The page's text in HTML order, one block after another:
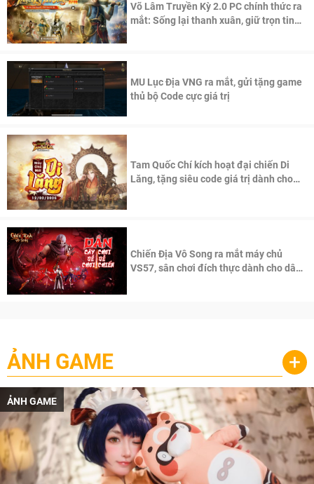
Võ Lâm Truyền Kỳ 2.0 PC chính thức ra
mắt: Sống lại thanh xuân, giữ trọn tinh
MU Lục Địa VNG ra mắt, gửi tặng game
thủ bộ Code cực giá trị
Tam Quốc Chí kích hoạt đại chiến Di
Lăng, tặng siêu code giá trị dành cho
Chiến Địa Vô Song ra mắt máy chủ
VS57, sân chơi đích thực dành cho dân
ẢNH GAME +
ẢNH GAME